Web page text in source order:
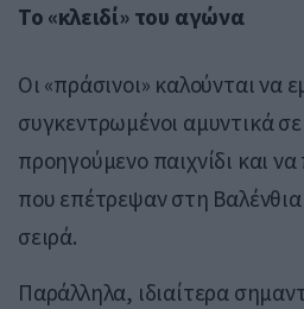
Το «κλειδί» του αγώνα
Οι «πράσινοι» καλούνται να
συγκεντρωμένοι αμυντικά
προηγούμενο παιχνίδι και
που επέτρεψαν στη
σειρά.
Παράλληλα, ιδιαίτερα